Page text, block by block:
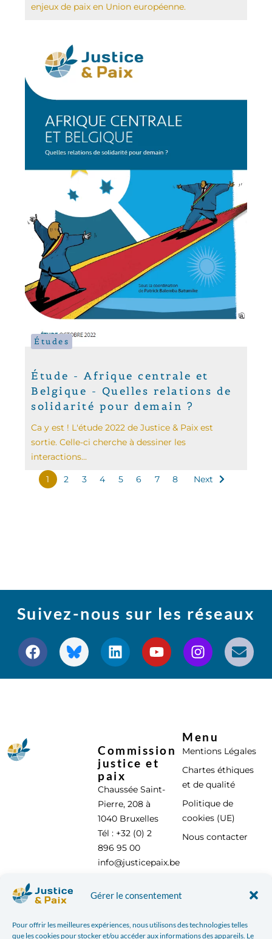
Gérer le consentement
Pour offrir les meilleures expériences, nous utilisons des technologies telles
que les cookies pour stocker et/ou accéder aux informations des appareils. Le
enjeux de paix en Union européenne.
Études
Étude - Afrique centrale et
Belgique - Quelles relations de
solidarité pour demain ?
Ca y est ! L'étude 2022 de Justice & Paix est
sortie. Celle-ci cherche à dessiner les
interactions...
1 2 3 4 5 6 7 8 Next
Suivez-nous sur les réseaux
Commission
justice et
paix
Chaussée Saint-
Pierre, 208 à
1040 Bruxelles
Tél : +32 (0) 2
896 95 00
info@justicepaix.be
Menu
Mentions Légales
Chartes éthiques
et de qualité
Politique de
cookies (UE)
Nous contacter